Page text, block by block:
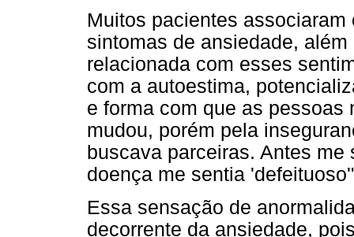
Muitos pacientes
sintomas de ansiedade,
relacionada com esses
com a autoestima,
e forma com que as
mudou, porém pela
buscava parceiras. Antes
doença me sentia
Essa sensação de
decorrente da ansiedade,